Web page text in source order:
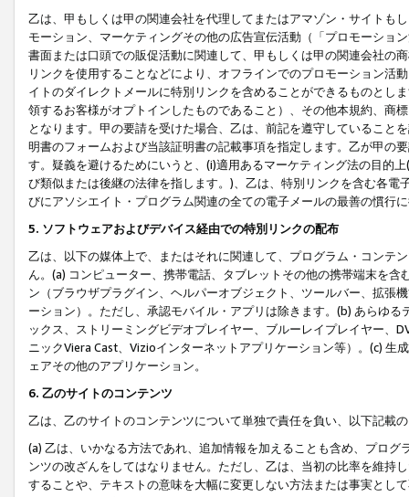
乙は、甲もしくは甲の関連会社を代理してまたはアマゾン・サイトも
モーション、マーケティングその他の広告宣伝活動（「プロモーショ
書面または口頭での販促活動に関連して、甲もしくは甲の関連会社の
リンクを使用することなどにより、オフラインでのプロモーション活
イトのダイレクトメールに特別リンクを含めることができるものとし
領するお客様がオプトインしたものであること）、その他本規約、商
となります。甲の要請を受けた場合、乙は、前記を遵守していること
明書のフォームおよび当該証明書の記載事項を指定します。乙が甲の
す。疑義を避けるためにいうと、(i)適用あるマーケティング法の目的
び類似または後継の法律を指します。)、乙は、特別リンクを含む各
びにアソシエイト・プログラム関連の全ての電子メールの最善の慣行
5. ソフトウェアおよびデバイス経由での特別リンクの配布
乙は、以下の媒体上で、またはそれに関連して、プログラム・コンテ
ん。(a) コンピューター、携帯電話、タブレットその他の携帯端末を
ン（ブラウザプラグイン、ヘルパーオブジェクト、ツールバー、拡張
ーション）。ただし、承認モバイル・アプリは除きます。(b) あらゆ
ックス、ストリーミングビデオプレイヤー、ブルーレイプレイヤー、
ニックViera Cast、Vizioインターネットアプリケーション等）。(c)
ェアその他のアプリケーション。
6. 乙のサイトのコンテンツ
乙は、乙のサイトのコンテンツについて単独で責任を負い、以下記載
(a) 乙は、いかなる方法であれ、追加情報を加えることも含め、プロ
ンツの改ざんをしてはなりません。ただし、乙は、当初の比率を維持
することや、テキストの意味を大幅に変更しない方法または事実とし